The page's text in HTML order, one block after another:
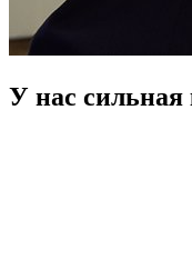
У нас сильная